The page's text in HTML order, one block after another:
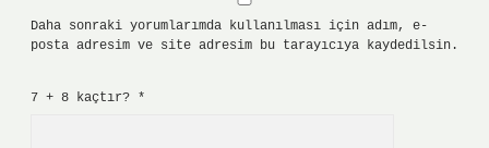
Daha sonraki yorumlarımda kullanılması için adım, e-
posta adresim ve site adresim bu tarayıcıya kaydedilsin.
7 + 8 kaçtır? *